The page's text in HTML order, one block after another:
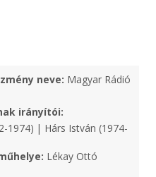
neve: Magyar Rádió
irányítói:
1974) | Hárs István (1974-
Lékay Ottó